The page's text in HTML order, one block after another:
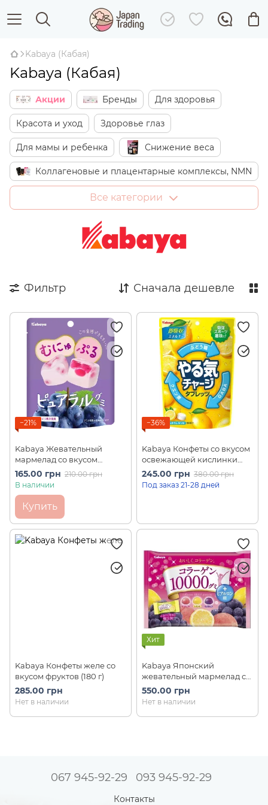
Kabaya (Кабая)
Kabaya (Кабая)
Акции Бренды Для здоровья
Красота и уход Здоровье глаз
Для мамы и ребенка Снижение веса
Коллагеновые и плацентарные комплексы, NMN
Японские сладости Дом
Все категории
Фильтр Сначала дешевле
−21%
Kabaya Жевательный
мармелад со вкусом
зрелого винограда Pureral
Gummy Grape (58 г)
165.00 грн 210.00 грн
В наличии
Купить
−36%
Kabaya Конфеты со вкусом
освежающей кислинки
для поддержания
эмоционального
равновесия Motivation
245.00 грн 380.00 грн
Под заказ 21-28 дней
Kabaya Конфеты желе со
вкусом фруктов (180 г)
285.00 грн
Нет в наличии
Хит
Kabaya Японский
жевательный мармелад с
коллагеном (персик,
лимон, виноград) Collagen
550.00 грн
Нет в наличии
067 945-92-29 093 945-92-29
Контакты